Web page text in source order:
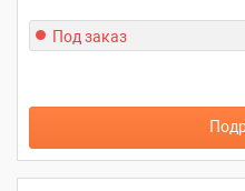
Под заказ